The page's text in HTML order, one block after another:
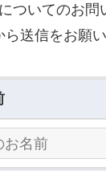
ついてのお問
ら送信をお願い